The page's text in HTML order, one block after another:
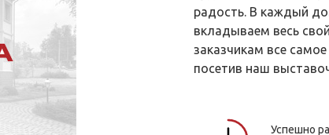
радость. В каждый
вкладываем весь
заказчикам все
посетив наш
Успешно